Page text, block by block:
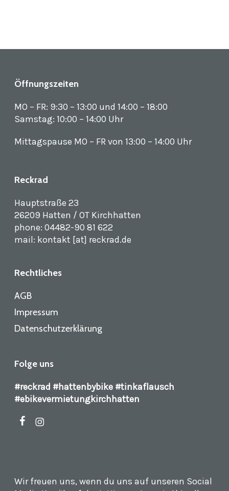
Öffnungszeiten
MO – FR: 9:30 – 13:00 und 14:00 – 18:00
Samstag: 10:00 – 14:00 Uhr
Mittagspause MO – FR von 13:00 – 14:00 Uhr
Reckrad
Hauptstraße 23
26209 Hatten / OT Kirchhatten
phone: 04482-90 81 622
mail: kontakt [at] reckrad.de
Rechtliches
AGB
Impressum
Datenschutzerklärung
Folge uns
#reckrad #hattenbybike #tinkaflausch
#ebikevermietungkirchhatten
facebookinstagram
Wir freuen uns, wenn du uns auf unseren Social